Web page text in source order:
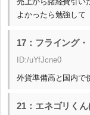
よかったら勉強して
17：フライング
ID:/uYfJcne0
外貨準備高と国内で
21：エネゴリく